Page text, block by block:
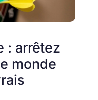
: arrêtez
monde